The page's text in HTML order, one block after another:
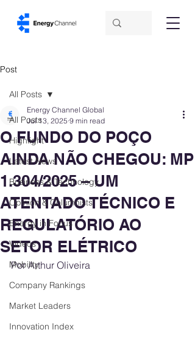
Post
All Posts
Highlight
Latest News
Business & Technology
Opinion & Columnists
Energy in Focus
Videos
Mobility
Company Rankings
Market Leaders
Innovation Index
All Posts
O FUNDO DO POÇO
AINDA NÃO CHEGOU: MP
1.304/2025 – UM
ATENTADO TÉCNICO E
REGULATÓRIO AO
SETOR ELÉTRICO
Energy Channel Global
Jul 13, 2025 9 min read
Por Arthur Oliveira